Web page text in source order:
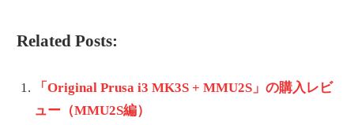
Related Posts:
「Original Prusa i3 MK3S + MMU2S」の購入レビ
ュー（MMU2S編）